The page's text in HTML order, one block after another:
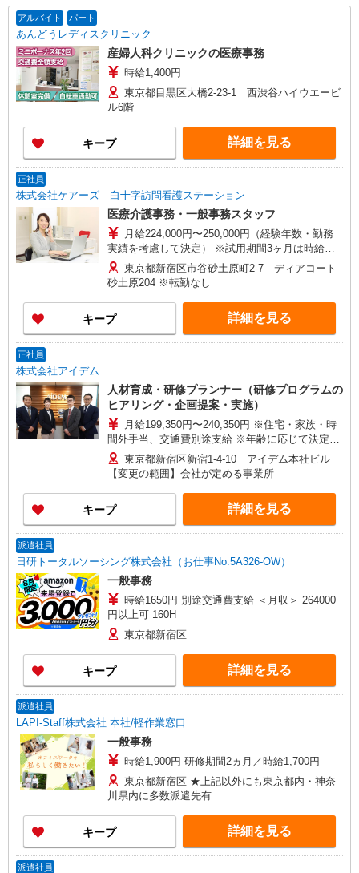
アルバイト パート
あんどうレディスクリニック
産婦人科クリニックの医療事務
時給1,400円
東京都目黒区大橋2-23-1 西渋谷ハイウエービ
ル6階
キープ 詳細を見る
正社員
株式会社ケアーズ 白十字訪問看護ステーション
医療介護事務・一般事務スタッフ
月給224,000円〜250,000円（経験年数・勤務
実績を考慮して決定） ※試用期間3ヶ月は時給
1,300円 ※固定残業代10時間16,900円含む。 10
時間を超える場合は割増賃金として全額支給しま
す。
東京都新宿区市谷砂土原町2-7 ディアコート
砂土原204 ※転勤なし
キープ 詳細を見る
正社員
株式会社アイデム
人材育成・研修プランナー（研修プログラムの
ヒアリング・企画提案・実施）
月給199,350円〜240,350円 ※住宅・家族・時
間外手当、交通費別途支給 ※年齢に応じて決定い
たします
東京都新宿区新宿1-4-10 アイデム本社ビル
【変更の範囲】会社が定める事業所
キープ 詳細を見る
派遣社員
日研トータルソーシング株式会社（お仕事No.5A326-OW）
一般事務
時給1650円 別途交通費支給 ＜月収＞ 264000
円以上可 160H
東京都新宿区
キープ 詳細を見る
派遣社員
LAPI-Staff株式会社 本社/軽作業窓口
一般事務
時給1,900円 研修期間2ヵ月／時給1,700円
東京都新宿区 ★上記以外にも東京都内・神奈
川県内に多数派遣先有
キープ 詳細を見る
派遣社員